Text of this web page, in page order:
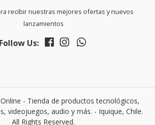
recibir nuestras mejores ofertas y nuevos
lanzamientos
Follow Us:
- Tienda de productos tecnológicos,
videojuegos, audio y más. - Iquique, Chile.
All Rights Reserved.